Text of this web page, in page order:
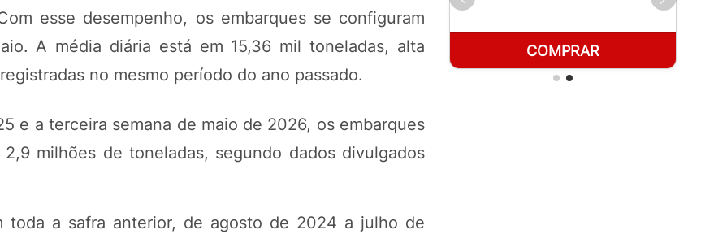
esse desempenho, os embarques se configuram
A média diária está em 15,36 mil toneladas, alta
no mesmo período do ano passado.
e a terceira semana de maio de 2026, os embarques
milhões de toneladas, segundo dados divulgados
a safra anterior, de agosto de 2024 a julho de
COMPRAR COMPRAR